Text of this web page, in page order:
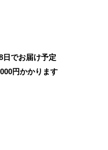
日でお届け予定
円かかります